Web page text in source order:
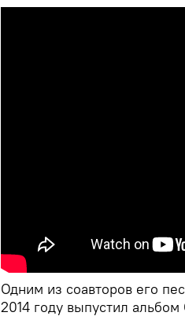
Одним из соавторов его
2014 году выпустил